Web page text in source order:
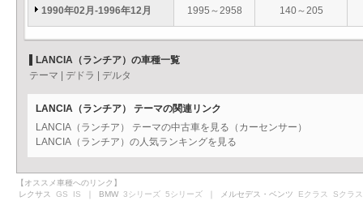
1990年02月-1996年12月 1995～2958 140～205
LANCIA（ランチア）の車種一覧
テーマ
デドラ デルタ
LANCIA（ランチア） テーマの関連リンク
LANCIA（ランチア） テーマの中古車を見る（カーセンサー）
LANCIA（ランチア）の人気ランキングを見る
【オススメ車種へのリンク】
レクサス GS IS ｜ BMW 3シリーズ 5シリーズ ｜ メルセデス・ベンツ Eクラス Sクラス